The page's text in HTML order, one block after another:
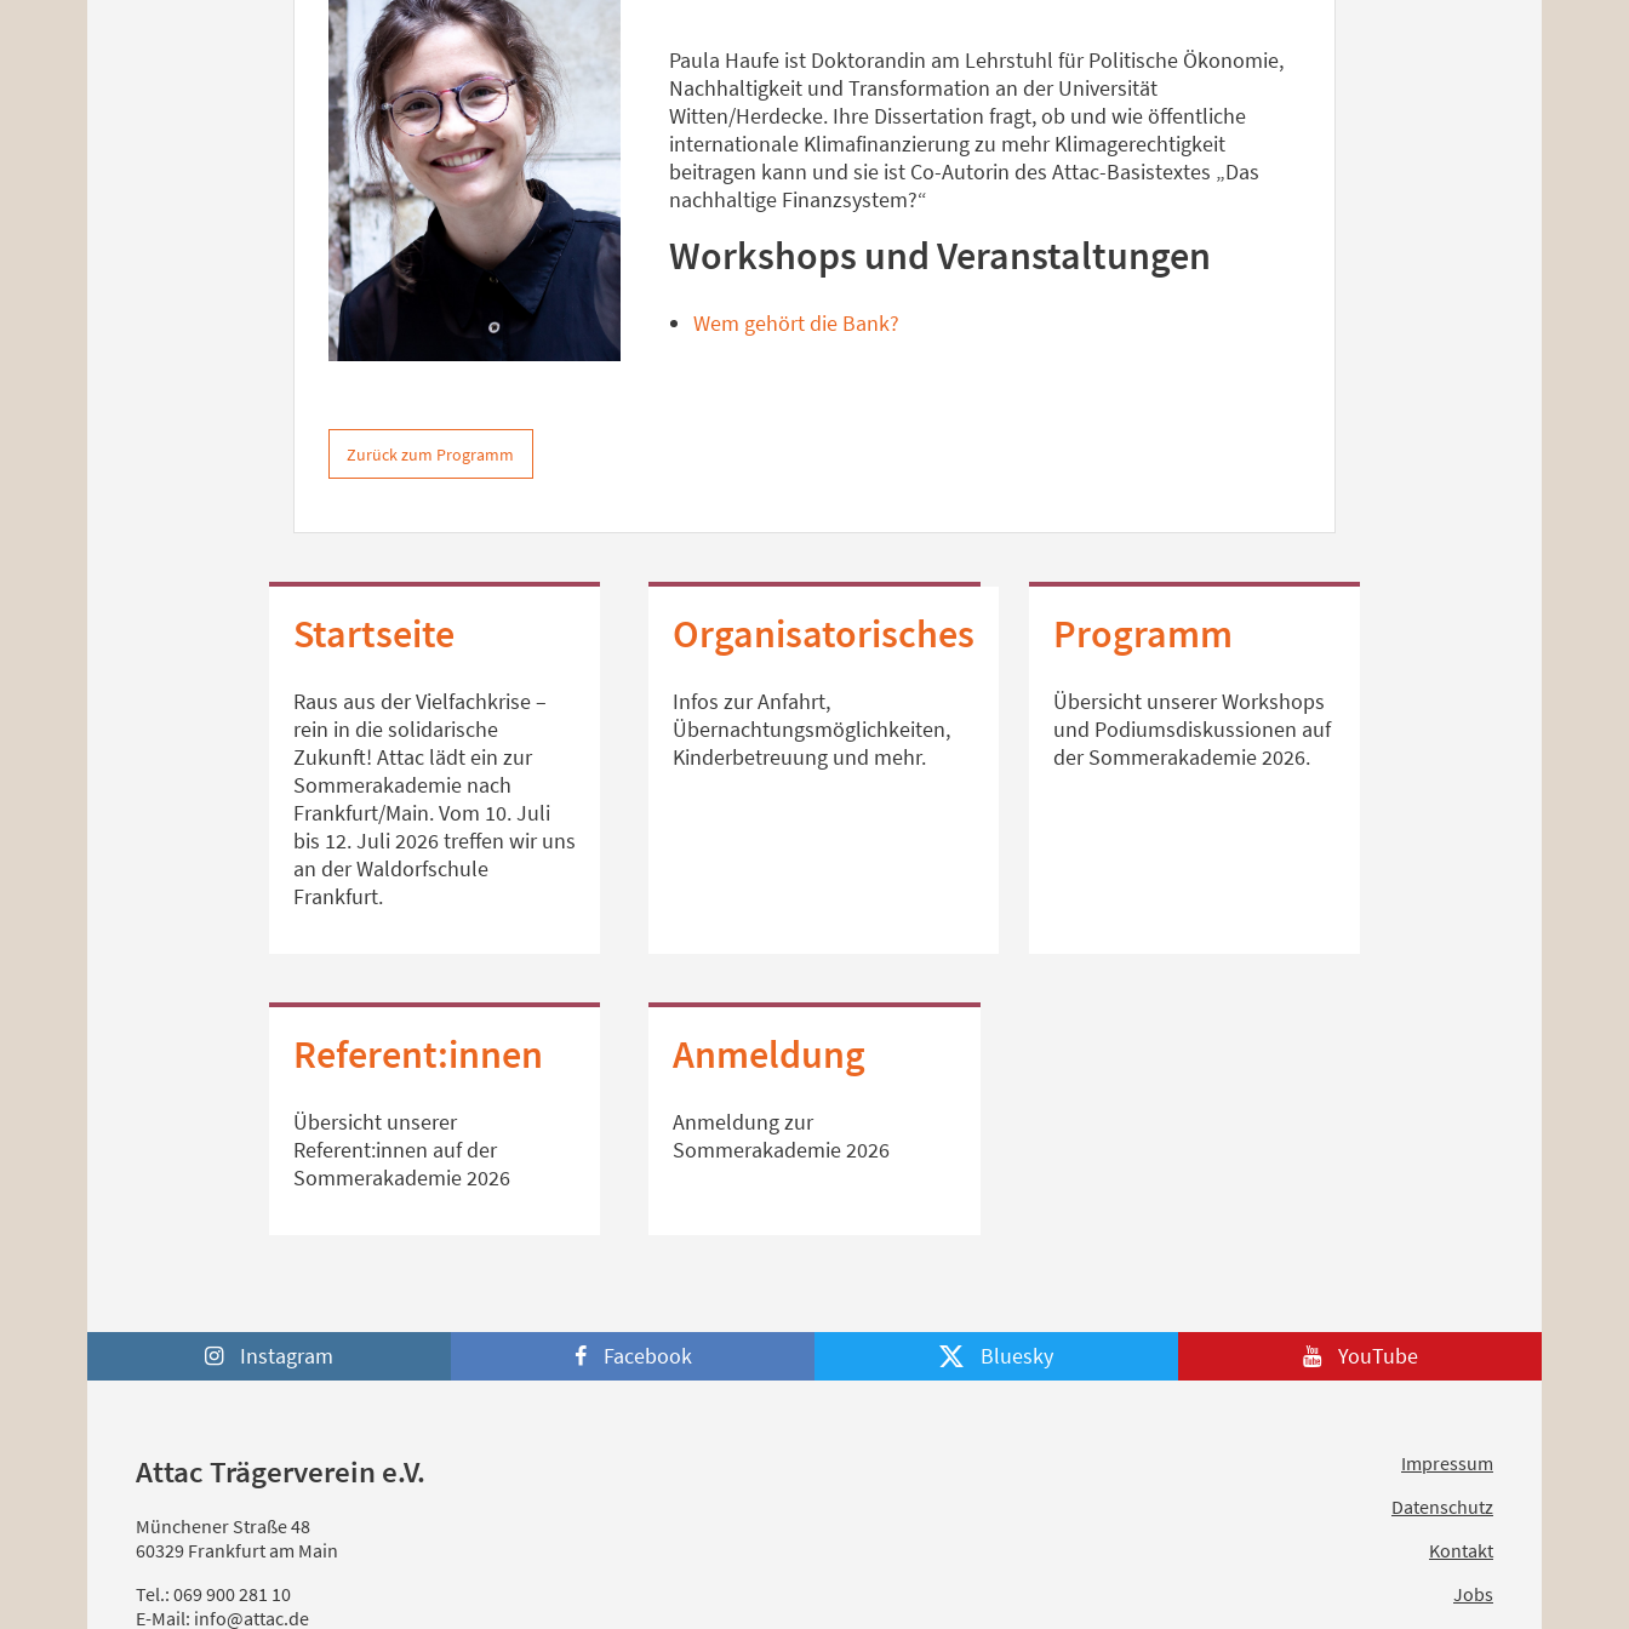
Paula Haufe ist Doktorandin am Lehrstuhl für Politische Ökonomie,
Nachhaltigkeit und Transformation an der Universität
Witten/Herdecke. Ihre Dissertation fragt, ob und wie öffentliche
internationale Klimafinanzierung zu mehr Klimagerechtigkeit
beitragen kann und sie ist Co-Autorin des Attac-Basistextes „Das
nachhaltige Finanzsystem?“
Workshops und Veranstaltungen
Wem gehört die Bank?
Zurück zum Programm
Startseite
Raus aus der Vielfachkrise –
rein in die solidarische
Zukunft! Attac lädt ein zur
Sommerakademie nach
Frankfurt/Main. Vom 10. Juli
bis 12. Juli 2026 treffen wir uns
an der Waldorfschule
Frankfurt.
Organisatorisches
Infos zur Anfahrt,
Übernachtungsmöglichkeiten,
Kinderbetreuung und mehr.
Programm
Übersicht unserer Workshops
und Podiumsdiskussionen auf
der Sommerakademie 2026.
Referent:innen
Übersicht unserer
Referent:innen auf der
Sommerakademie 2026
Anmeldung
Anmeldung zur
Sommerakademie 2026
Instagram Facebook Bluesky YouTube
Attac Trägerverein e.V.
Münchener Straße 48
60329 Frankfurt am Main
Tel.: 069 900 281 10
E-Mail: info@attac.de
Impressum
Datenschutz
Kontakt
Jobs